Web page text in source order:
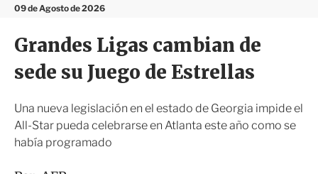
n
09 de Agosto de 2026
s
i
ó
i
r
Grandes Ligas cambian de
sede su Juego de Estrellas
Una nueva legislación en el estado de Georgia impide el
All-Star pueda celebrarse en Atlanta este año como se
había programado